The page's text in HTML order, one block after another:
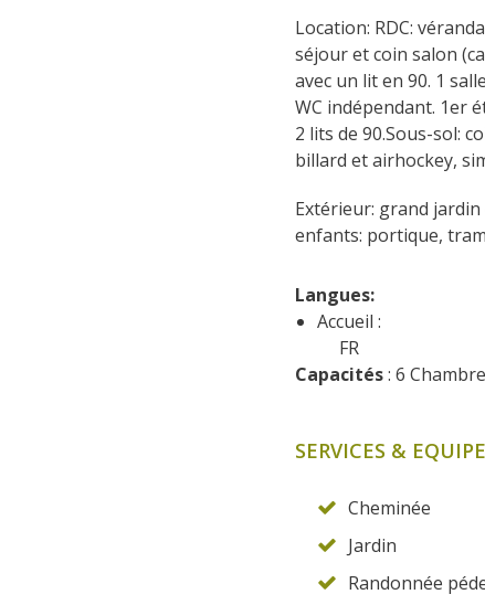
Location: RDC:
séjour et coin salon
avec un lit en 90. 1
WC indépendant. 1er
2 lits de 90.Sous-sol:
billard et airhockey,
Extérieur: grand jardin
enfants: portique,
Langues:
Accueil :
FR
Capacités : 6
SERVICES &
Cheminée
Jardin
Randonnée